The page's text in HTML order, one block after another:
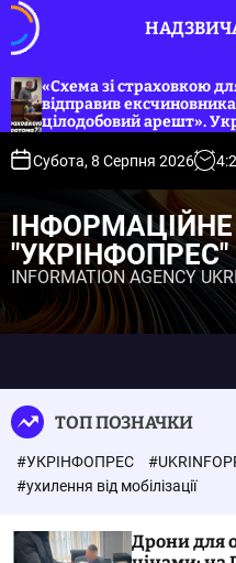
т
с
зі страховкою для
ексчиновника Шейка
арешт».
Субота, 8 Серпня 2026 4:
"УКРІНФОПРЕС"
INFORMATION AGENCY
ТОП ПОЗНАЧКИ
#УКРІНФОПРЕС
#ухилення від мобілізації
Дрони для